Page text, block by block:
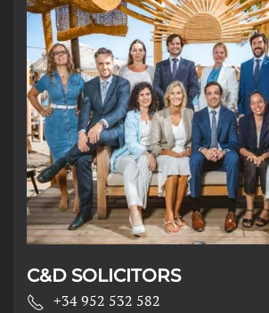
C&D SOLICITORS
+34 952 532 582